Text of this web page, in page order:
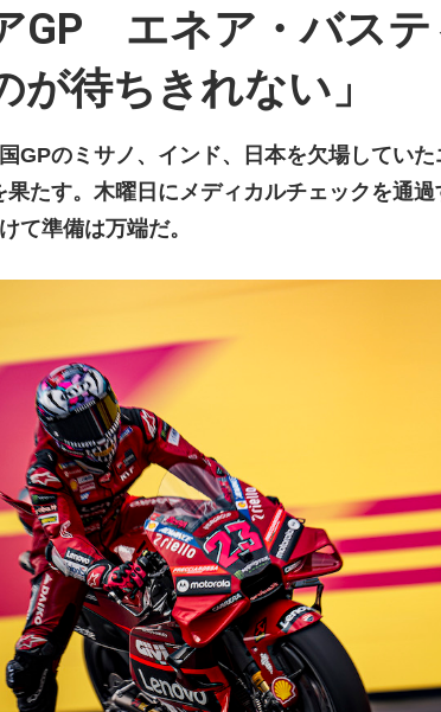
る
バ
イ
ニ
ュ
ー
ス
GP エネア・バステ
が待ちきれない」
GPのミサノ、インド、日本を欠場していた
たす。木曜日にメディカルチェックを通
て準備は万端だ。